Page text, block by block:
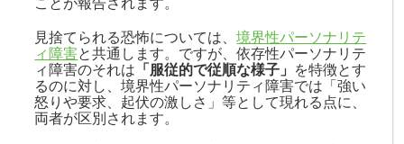
ことが報告されます。
見捨てられる恐怖については、境界性パーソナリテ
ィ障害と共通します。ですが、依存性パーソナリテ
ィ障害のそれは 「服従的で従順な様子」 を特徴とす
るのに対し、境界性パーソナリティ障害では「強い
怒りや要求、起伏の激しさ」等として現れる点に、
両者が区別されます。